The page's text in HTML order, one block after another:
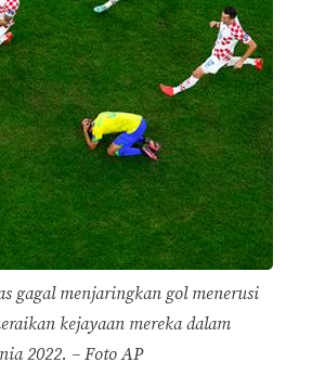
gagal menjaringkan gol menerusi
kejayaan mereka dalam
2022. – Foto AP